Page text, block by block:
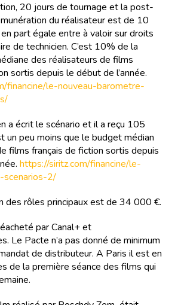
20 jours de tournage et la post-
du réalisateur est de 10
part égale entre à valoir sur droits
de technicien. C’est 10% de la
des réalisateurs de films
sortis depuis le début de l’année.
financine/le-nouveau-barometre-
a écrit le scénario et il a reçu 105
un peu moins que le budget médian
films français de fiction sortis depuis
https://siritz.com/financine/le-
2/
des rôles principaux est de 34 000 €.
par Canal+ et
Le Pacte n’a pas donné de minimum
de distributeur. A Paris il est en
de la première séance des films qui